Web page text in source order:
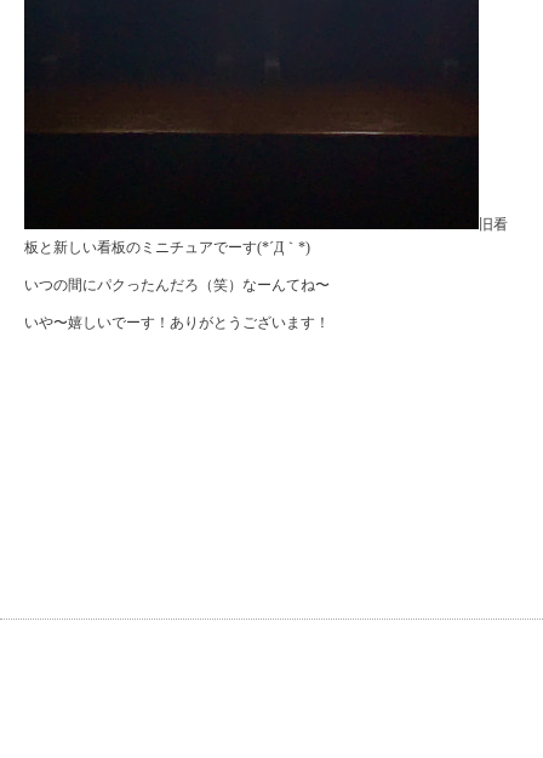
旧看
板と新しい看板のミニチュアでーす(*´Д｀*)
いつの間にパクったんだろ（笑）なーんてね〜
いや〜嬉しいでーす！ありがとうございます！